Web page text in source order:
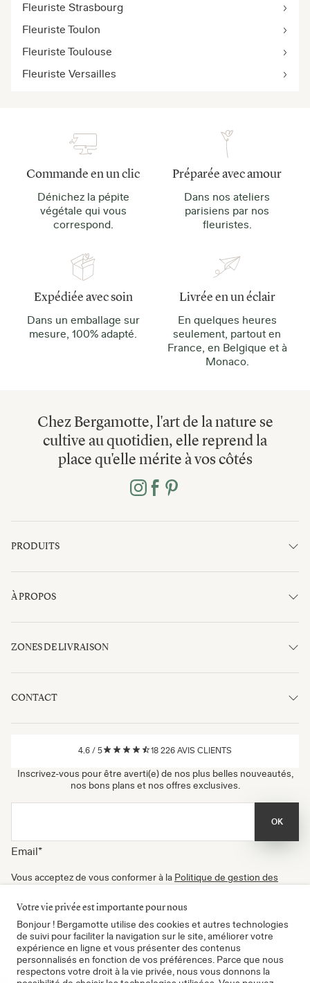
Fleuriste Strasbourg
Fleuriste Toulon
Fleuriste Toulouse
Fleuriste Versailles
Commande en un clic
Dénichez la pépite
végétale qui vous
correspond.
Préparée avec amour
Dans nos ateliers
parisiens par nos
fleuristes.
Expédiée avec soin
Dans un emballage sur
mesure, 100% adapté.
Livrée en un éclair
En quelques heures
seulement, partout en
France, en Belgique et à
Monaco.
Chez Bergamotte, l'art de la nature se
cultive au quotidien, elle reprend la
place qu'elle mérite à vos côtés
PRODUITS
À PROPOS
ZONES DE LIVRAISON
CONTACT
4.6 / 5 18 226 AVIS CLIENTS
Inscrivez-vous pour être averti(e) de nos plus belles nouveautés,
nos bons plans et nos offres exclusives.
Email*
OK
Vous acceptez de vous conformer à la Politique de gestion des
newsletters. Vous pouvez vous désinscrire à tout moment.
Certifié B Corp
Votre vie privée est importante pour nous
Bonjour ! Bergamotte utilise des cookies et autres technologies
de suivi pour faciliter la navigation sur le site, améliorer votre
expérience en ligne et vous présenter des contenus
personnalisés en fonction de vos préférences. Parce que nous
respectons votre droit à la vie privée, nous vous donnons la